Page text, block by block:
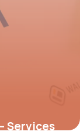
Services